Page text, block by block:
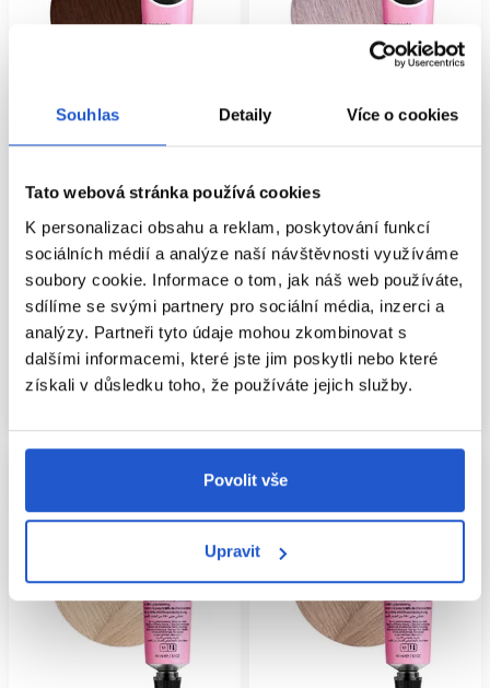
Souhlas Detaily Více o cookies
Tato webová stránka používá cookies
K personalizaci obsahu a reklam, poskytování funkcí
sociálních médií a analýze naší návštěvnosti využíváme
soubory cookie. Informace o tom, jak náš web používáte,
sdílíme se svými partnery pro sociální média, inzerci a
analýzy. Partneři tyto údaje mohou zkombinovat s
dalšími informacemi, které jste jim poskytli nebo které
získali v důsledku toho, že používáte jejich služby.
Povolit vše
Upravit
Matrix Super Sync demi-
permanentní barva na vlasy 5N
90ml
Matrix
Oxidační barvy na vlasy
299 Kč
Koupit
Matrix Super Sync demi-
permanentní barva na vlasy SPV
90ml
Matrix
Oxidační barvy na vlasy
299 Kč
Koupit